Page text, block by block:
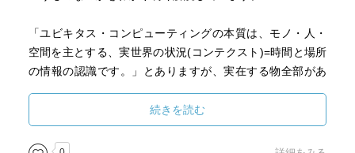
「ユビキタス・コンピューティングの本質は、モノ・人・
空間を主とする、実世界の状況(コンテクスト)=時間と場所
の情報の認識です。」とありますが、実在する物全部があ
「あれ」と指示したとたんに、その物の情報を格納してい
るところから情報を取得して利用できる世界がユビキタス
なのです。
続きを読む